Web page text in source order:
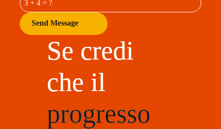
Send Message
Se credi
che il
progresso